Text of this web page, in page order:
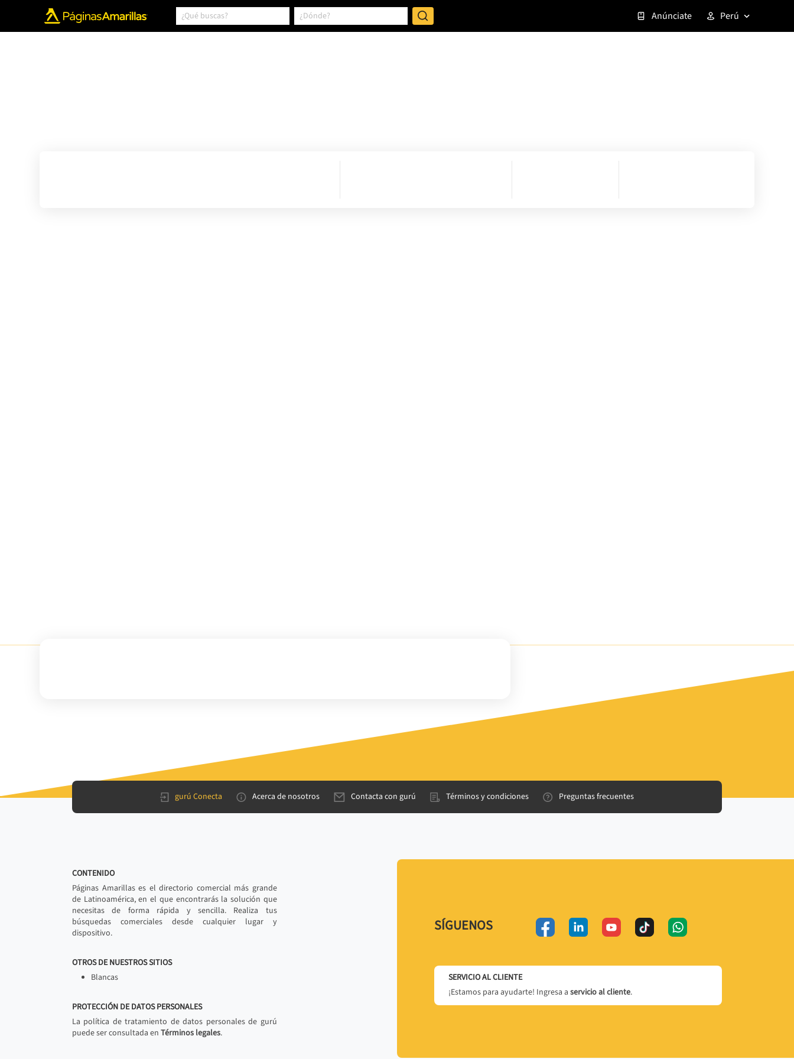
Anúnciate Perú
gurú Conecta Acerca de nosotros Contacta con gurú Términos y condiciones Preguntas frecuentes
CONTENIDO
Páginas Amarillas es el directorio comercial más grande
de Latinoamérica, en el que encontrarás la solución que
necesitas de forma rápida y sencilla. Realiza tus
búsquedas comerciales desde cualquier lugar y
dispositivo.
OTROS DE NUESTROS SITIOS
Blancas
PROTECCIÓN DE DATOS PERSONALES
La política de tratamiento de datos personales de gurú
puede ser consultada en Términos legales.
SÍGUENOS
SERVICIO AL CLIENTE
¡Estamos para ayudarte! Ingresa a servicio al cliente.